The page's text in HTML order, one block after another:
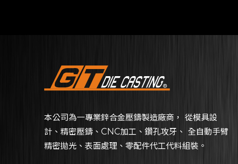
本公司為一專業鋅合金壓鑄製造廠商， 從模具設
計、精密壓鑄、CNC加工、鑽孔攻牙、 全自動手臂
精密拋光、表面處理、零配件代工代料組裝。